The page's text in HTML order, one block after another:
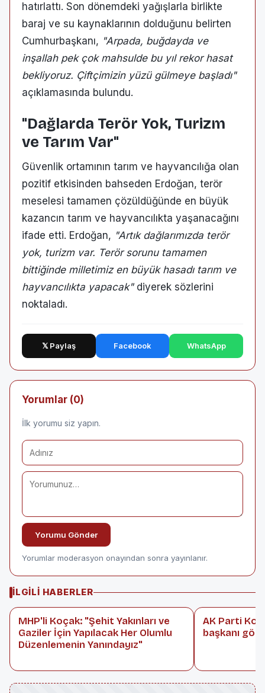
hatırlattı. Son dönemdeki yağışlarla birlikte
baraj ve su kaynaklarının dolduğunu belirten
Cumhurbaşkanı, "Arpada, buğdayda ve
inşallah pek çok mahsulde bu yıl rekor hasat
bekliyoruz. Çiftçimizin yüzü gülmeye başladı"
açıklamasında bulundu.
"Dağlarda Terör Yok, Turizm
ve Tarım Var"
Güvenlik ortamının tarım ve hayvancılığa olan
pozitif etkisinden bahseden Erdoğan, terör
meselesi tamamen çözüldüğünde en büyük
kazancın tarım ve hayvancılıkta yaşanacağını
ifade etti. Erdoğan, "Artık dağlarımızda terör
yok, turizm var. Terör sorunu tamamen
bittiğinde milletimiz en büyük hasadı tarım ve
hayvancılıkta yapacak"diyerek sözlerini
noktaladı.
𝕏 Paylaş Facebook WhatsApp
Yorumlar (0)
İlk yorumu siz yapın.
Yorumu Gönder
Yorumlar moderasyon onayından sonra yayınlanır.
İLGILI HABERLER
MHP'li Koçak: "Şehit Yakınları ve
Gaziler İçin Yapılacak Her Olumlu
Düzenlemenin Yanındayız"
AK Parti
başkanı